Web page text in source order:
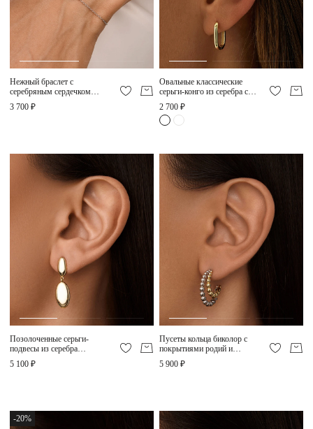
Нежный браслет с
серебряным сердечком
MIESTILO
3 700 ₽
Овальные классические
серьги-конго из серебра с
позолотой MIESTILO
2 700 ₽
Позолоченные серьги-
подвесы из серебра
MIESTILO
5 100 ₽
Пусеты кольца биколор с
покрытиями родий и
позолота MIESTILO
5 900 ₽
-20%